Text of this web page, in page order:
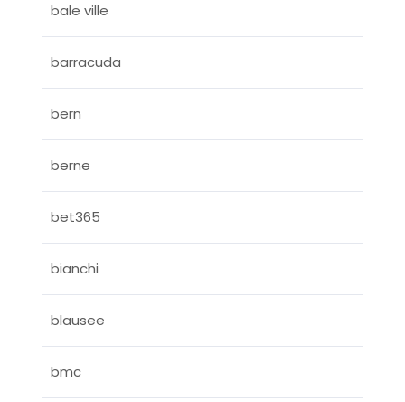
bale ville
barracuda
bern
berne
bet365
bianchi
blausee
bmc